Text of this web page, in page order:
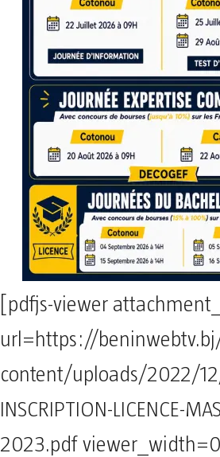
[pdfjs-viewer
url=https://
content/uploads/2022/
INSCRIPTION-LICENCE-
2023.pdf viewer_width=0